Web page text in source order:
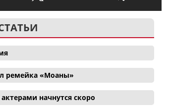
ремейка «Моаны»
начнутся скоро